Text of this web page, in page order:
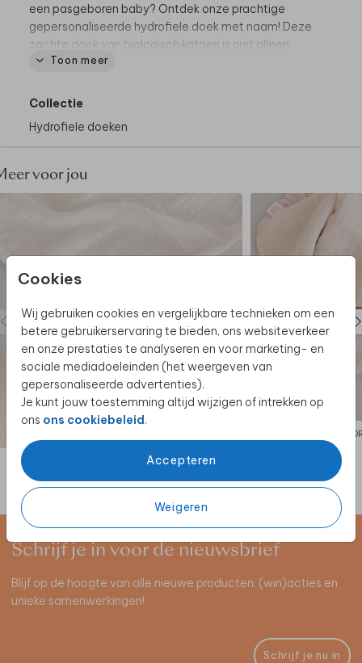
Cookies
Wij gebruiken cookies en vergelijkbare technieken om een
betere gebruikerservaring te bieden, ons websiteverkeer
en onze prestaties te analyseren en voor marketing- en
sociale mediadoeleinden (het weergeven van
gepersonaliseerde advertenties).
Je kunt jouw toestemming altijd wijzigen of intrekken op
ons ons cookiebeleid.
Accepteren
Weigeren
een pasgeboren baby? Ontdek onze prachtige
gepersonaliseerde hydrofiele doek met naam! Deze
zachte doek van biologisch katoen is niet alleen
functioneel, maar ook een blijvende herinnering aan
zijn verkrijgbaar in verschillende kleuren en kun je
• Materiaal: biologisch katoen, in 4 kleuren
• Formaat: 65 x 65 cm
• Borduren: in een kleur en lettertype naar keuze
Toon meer
Collectie
Hydrofiele doeken
voor jou
Schrijf je in voor de nieuwsbrief
Blijf op de hoogte van alle nieuwe producten, (win)acties en
unieke samenwerkingen!
Schrijf je nu in